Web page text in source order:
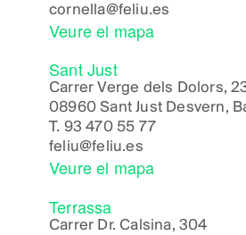
cornella@feliu.es
Veure el mapa
Sant Just
Carrer Verge dels Dolors,
08960 Sant Just Desvern,
T. 93 470 55 77
feliu@feliu.es
Veure el mapa
Terrassa
Carrer Dr. Calsina, 304